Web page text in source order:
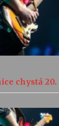
chystá